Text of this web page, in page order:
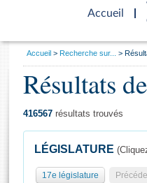
Accueil
d'accueil
Général
Vous
Accueil Recherche sur...
Résultats
416567 résultats trouvés
LÉGISLATURE
17e législature